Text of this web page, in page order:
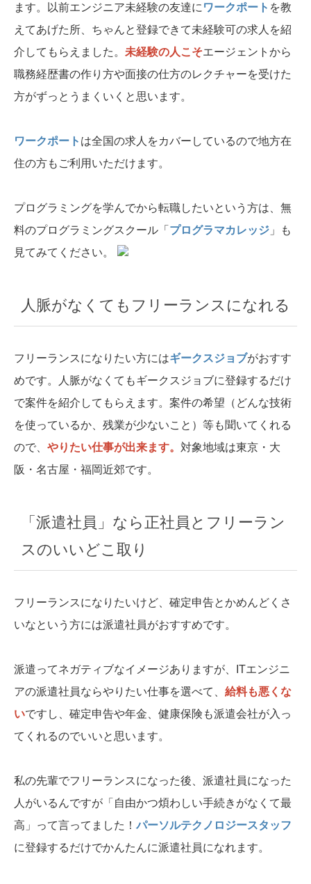
ます。以前エンジニア未経験の友達に ワークポート を教
えてあげた所、ちゃんと登録できて未経験可の求人を紹
介してもらえました。 未経験の人こそエージェントから
職務経歴書の作り方や面接の仕方のレクチャーを受けた
方がずっとうまくいくと思います。
ワークポート は全国の求人をカバーしているので地方在
住の方もご利用いただけます。
プログラミングを学んでから転職したいという方は、無
料のプログラミングスクール「 プログラマカレッジ 」も
見てみてください。
人脈がなくてもフリーランスになれる
フリーランスになりたい方にはギークスジョブがおすす
めです。人脈がなくてもギークスジョブに登録するだけ
で案件を紹介してもらえます。案件の希望（どんな技術
を使っているか、残業が少ないこと）等も聞いてくれる
ので、 やりたい仕事が出来ます。 対象地域は東京・大
阪・名古屋・福岡近郊です。
「派遣社員」なら正社員とフリーラン
スのいいどこ取り
フリーランスになりたいけど、確定申告とかめんどくさ
いなという方には派遣社員がおすすめです。
派遣ってネガティブなイメージありますが、ITエンジニ
アの派遣社員ならやりたい仕事を選べて、 給料も悪くな
いですし、確定申告や年金、健康保険も派遣会社が入っ
てくれるのでいいと思います。
私の先輩でフリーランスになった後、派遣社員になった
人がいるんですが「自由かつ煩わしい手続きがなくて最
高」って言ってました！ パーソルテクノロジースタッフ
に登録するだけでかんたんに派遣社員になれます。